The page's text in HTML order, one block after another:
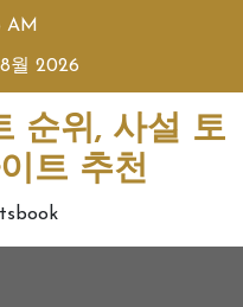
AM
월 2026
순위, 사설 토
트 추천